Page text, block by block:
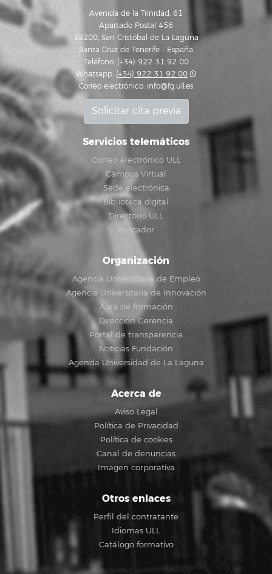
Avenida de la Trinidad, 61
Apartado Postal 456
38200, San Cristóbal de La Laguna
Santa Cruz de Tenerife - España
Teléfono: (+34) 922 31 92 00
Whatsapp: (+34) 922 31 92 00
Correo electrónico: info@fg.ull.es
Solicitar cita previa
Servicios telemáticos
Correo electrónico ULL
Campus Virtual
Sede electrónica
Biblioteca digital
Directorio ULL
Buscador
Organización
Agencia Universitaria de Empleo
Agencia Universitaria de Innovación
Área de formación
Dirección Gerencia
Portal de transparencia
Noticias Fundación
Agenda Universidad de La Laguna
Acerca de
Aviso Legal
Política de Privacidad
Política de cookies
Canal de denuncias
Imagen corporativa
Otros enlaces
Perfil del contratante
Idiomas ULL
Catálogo formativo